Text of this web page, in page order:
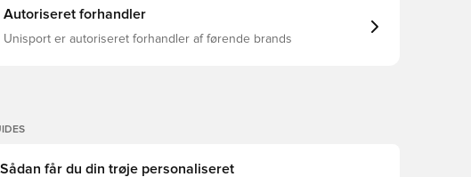
Autoriseret forhandler
Unisport er autoriseret forhandler af førende brands
Sådan får du din trøje personaliseret